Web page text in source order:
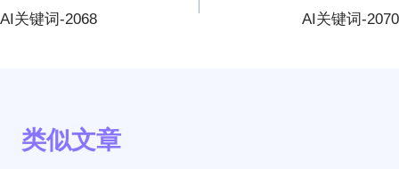
章
AI关键词-2068 AI关键词-2070
类似文章